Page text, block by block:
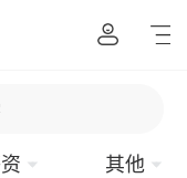
其他